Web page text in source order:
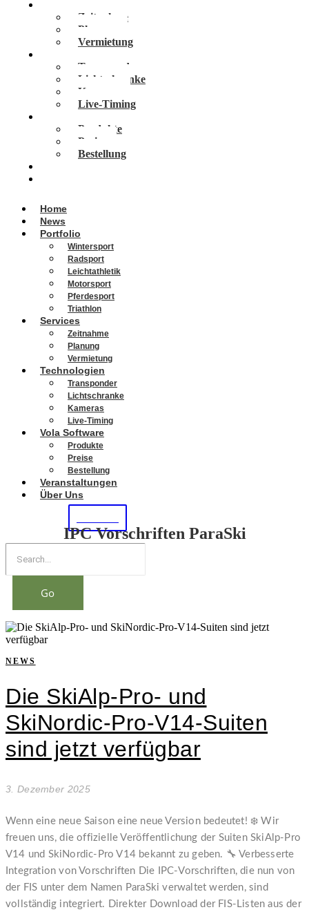
Zeitnahme
Planung
Vermietung
Transponder
Lichtschranke
Kameras
Live-Timing
Produkte
Preise
Bestellung
Home
News
Portfolio
Wintersport
Radsport
Leichtathletik
Motorsport
Pferdesport
Triathlon
Services
Zeitnahme
Planung
Vermietung
Technologien
Transponder
Lichtschranke
Kameras
Live-Timing
Vola Software
Produkte
Preise
Bestellung
Veranstaltungen
Über Uns
IPC Vorschriften ParaSki
Go
NEWS
Die SkiAlp-Pro- und
SkiNordic-Pro-V14-Suiten
sind jetzt verfügbar
3. Dezember 2025
Wenn eine neue Saison eine neue Version bedeutet! ❄️ Wir
freuen uns, die offizielle Veröffentlichung der Suiten SkiAlp-Pro
V14 und SkiNordic-Pro V14 bekannt zu geben. 🔧 Verbesserte
Integration von Vorschriften Die IPC-Vorschriften, die nun von
der FIS unter dem Namen ParaSki verwaltet werden, sind
vollständig integriert. Direkter Download der FIS-Listen aus der